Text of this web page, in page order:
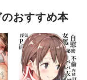
おすすめ本